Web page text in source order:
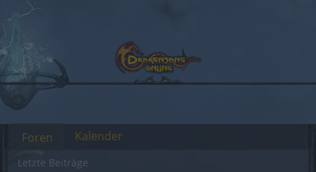
Foren
Letzte Beiträge
Kalender